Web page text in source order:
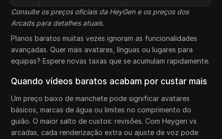
Consulte os preços oficiais da HeyGen e os preços dos
Arcads para detalhes atuais.
Planos baratos muitas vezes ignoram as funcionalidades
avançadas. Quer mais avatares, línguas ou lugares para
equipas? Espere novas taxas que se acumulam rapidamente.
Quando vídeos baratos acabam por custar mais
Um preço baixo de manchete pode significar avatares
básicos, marcas de água ou limites no comprimento do
guião. O maior salto de custos: revisões. Com Heygen vs
arcadas, cada renderização extra ou ajuste de voz pode